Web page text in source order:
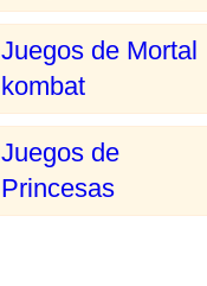
Juegos de Mortal
kombat
Juegos de
Princesas